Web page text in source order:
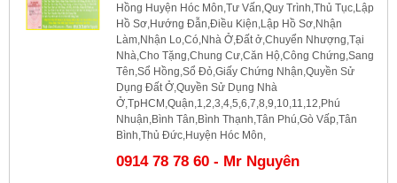
Hồng Huyện Hóc Môn,Tư Vấn,Quy Trình,Thủ Tục,Lập
Hồ Sơ,Hướng Đẫn,Điều Kiện,Lập Hồ Sơ,Nhận
Làm,Nhận Lo,Có,Nhà Ở,Đất ở,Chuyển Nhượng,Tại
Nhà,Cho Tặng,Chung Cư,Căn Hộ,Công Chứng,Sang
Tên,Sổ Hồng,Sổ Đỏ,Giấy Chứng Nhận,Quyền Sử
Dụng Đất Ở,Quyền Sử Dụng Nhà
Ở,TpHCM,Quận,1,2,3,4,5,6,7,8,9,10,11,12,Phú
Nhuận,Bình Tân,Bình Thạnh,Tân Phú,Gò Vấp,Tân
Bình,Thủ Đức,Huyện Hóc Môn,
0914 78 78 60 - Mr Nguyên